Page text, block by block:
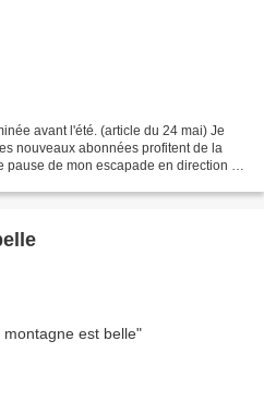
avant l'été. (article du 24 mai) Je
nouveaux abonnées profitent de la
de mon escapade en direction du